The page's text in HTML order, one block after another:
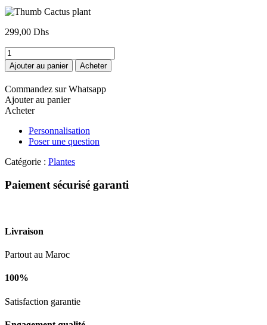
299,00 Dhs
quantité
de
Thumb
Cactus
plant
Ajouter au panier Acheter
Commandez sur Whatsapp
Ajouter au panier
Acheter
Personnalisation
Poser une question
Catégorie : Plantes
Paiement sécurisé garanti
Livraison
Partout au Maroc
100%
Satisfaction garantie